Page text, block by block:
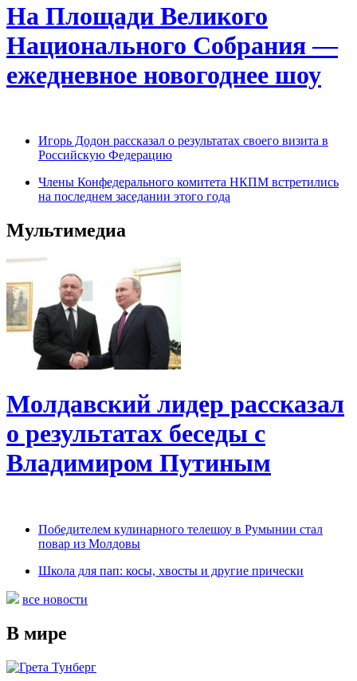
На Площади Великого
Национального Собрания —
ежедневное новогоднее шоу
Игорь Додон рассказал о результатах своего визита в
Российскую Федерацию
Члены Конфедерального комитета НКПМ встретились
на последнем заседании этого года
Мультимедиа
Молдавский лидер рассказал
о результатах беседы с
Владимиром Путиным
Победителем кулинарного телешоу в Румынии стал
повар из Молдовы
Школа для пап: косы, хвосты и другие прически
все новости
В мире